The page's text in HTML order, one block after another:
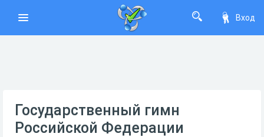
Вход
Государственный гимн
Российской Федерации